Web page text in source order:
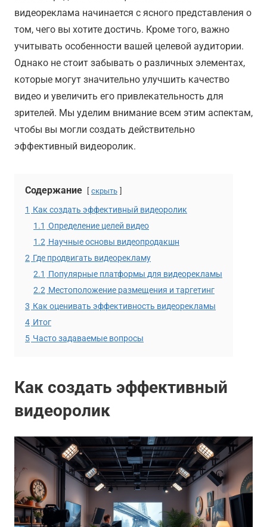
видеореклама начинается с ясного представления о
том, чего вы хотите достичь. Кроме того, важно
учитывать особенности вашей целевой аудитории.
Однако не стоит забывать о различных элементах,
которые могут значительно улучшить качество
видео и увеличить его привлекательность для
зрителей. Мы уделим внимание всем этим аспектам,
чтобы вы могли создать действительно
эффективный видеоролик.
Содержание скрыть
1 Как создать эффективный видеоролик
1.1 Определение целей видео
1.2 Научные основы видеопродакшн
2 Где продвигать видеорекламу
2.1 Популярные платформы для видеорекламы
2.2 Местоположение размещения и таргетинг
3 Как оценивать эффективность видеорекламы
4 Итог
5 Часто задаваемые вопросы
Как создать эффективный
видеоролик